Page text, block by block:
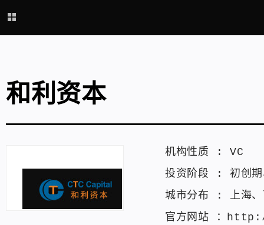
和利资本
机构性质 : VC
投资阶段 : 初创期
城市分布 : 上海、
官方网站 ：